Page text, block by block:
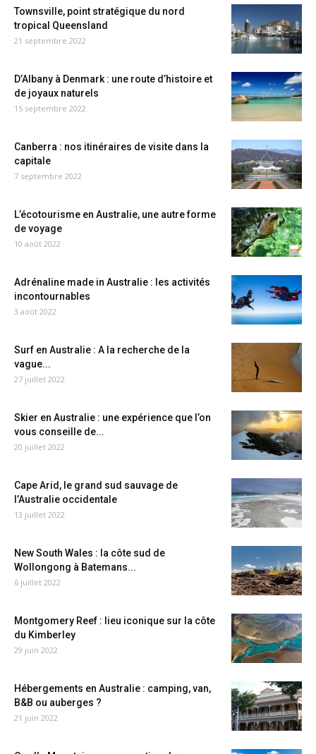
Townsville, point stratégique du nord
tropical Queensland
21 septembre 2022
D’Albany à Denmark : une route d’histoire et
de joyaux naturels
15 septembre 2022
Canberra : nos itinéraires de visite dans la
capitale
7 septembre 2022
L’écotourisme en Australie, une autre forme
de voyage
10 août 2022
Adrénaline made in Australie : les activités
incontournables
3 août 2022
Surf en Australie : A la recherche de la
vague...
27 juillet 2022
Skier en Australie : une expérience que l’on
vous conseille de...
20 juillet 2022
Cape Arid, le grand sud sauvage de
l’Australie occidentale
13 juillet 2022
New South Wales : la côte sud de
Wollongong à Batemans...
6 juillet 2022
Montgomery Reef : lieu iconique sur la côte
du Kimberley
29 juin 2022
Hébergements en Australie : camping, van,
B&B ou auberges ?
21 juin 2022